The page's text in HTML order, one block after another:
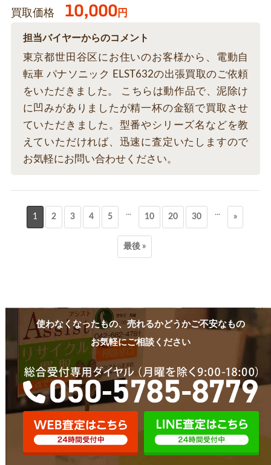
買取価格 10,000円
担当バイヤーからのコメント
東京都世田谷区にお住いのお客様から、電動自
転車 パナソニック ELST632の出張買取のご依頼
をいただきました。 こちらは動作品で、泥除け
に凹みがありましたが精一杯の金額で買取させ
ていただきました。型番やシリーズ名などを教
えていただければ、迅速に査定いたしますので
お気軽にお問い合わせください。
1 2 3 4 5 ... 10 20 30 ... »
最後 »
使わなくなったもの、売れるかどうかご不安なもの
お気軽にご相談ください